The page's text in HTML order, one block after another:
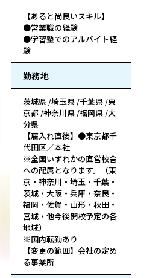
【あると尚良いスキル】
●営業職の経験
●学習塾でのアルバイト経
験
勤務地
茨城県 /埼玉県 /千葉県 /東
京都 /神奈川県 /福岡県 /大
分県
【雇入れ直後】●東京都千
代田区／本社
※全国いずれかの直営校舎
への配属となります。（東
京・神奈川・埼玉・千葉・
茨城・大阪・兵庫・奈良・
福岡・佐賀・山形・秋田・
宮城・他今後開校予定の各
地域）
※国内転勤あり
【変更の範囲】会社の定め
る事業所